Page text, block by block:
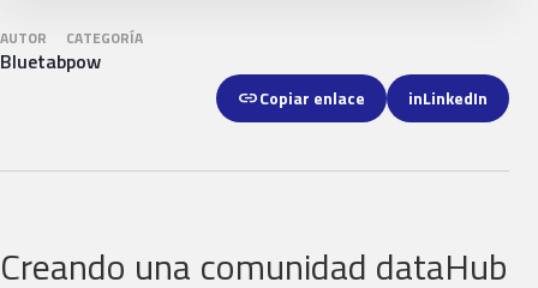
AUTOR
Bluetab
CATEGORÍA
pow
linkCopiar enlace inLinkedIn
Creando una comunidad dataHub